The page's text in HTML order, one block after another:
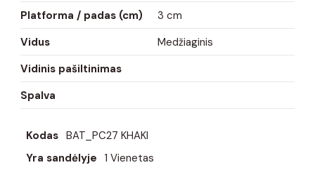
Platforma / padas (cm)
3 cm
Vidus
Medžiaginis
Vidinis pašiltinimas
Spalva
Kodas BAT_PC27 KHAKI
Yra sandėlyje 1 Vienetas